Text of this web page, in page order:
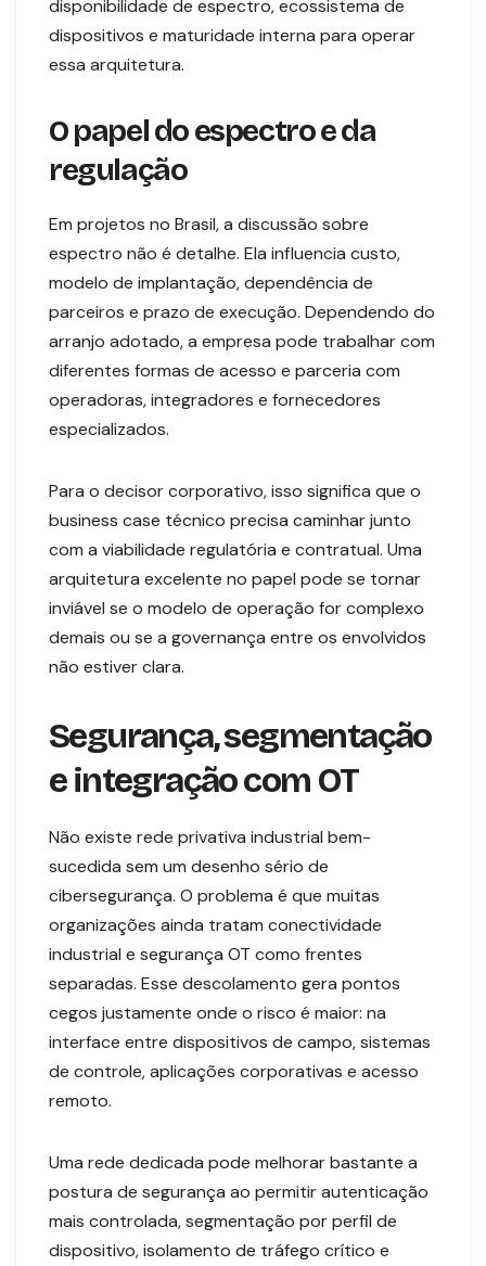
disponibilidade de espectro, ecossistema de
dispositivos e maturidade interna para operar
essa arquitetura.
O papel do espectro e da
regulação
Em projetos no Brasil, a discussão sobre
espectro não é detalhe. Ela influencia custo,
modelo de implantação, dependência de
parceiros e prazo de execução. Dependendo do
arranjo adotado, a empresa pode trabalhar com
diferentes formas de acesso e parceria com
operadoras, integradores e fornecedores
especializados.
Para o decisor corporativo, isso significa que o
business case técnico precisa caminhar junto
com a viabilidade regulatória e contratual. Uma
arquitetura excelente no papel pode se tornar
inviável se o modelo de operação for complexo
demais ou se a governança entre os envolvidos
não estiver clara.
Segurança, segmentação
e integração com OT
Não existe rede privativa industrial bem-
sucedida sem um desenho sério de
cibersegurança. O problema é que muitas
organizações ainda tratam conectividade
industrial e segurança OT como frentes
separadas. Esse descolamento gera pontos
cegos justamente onde o risco é maior: na
interface entre dispositivos de campo, sistemas
de controle, aplicações corporativas e acesso
remoto.
Uma rede dedicada pode melhorar bastante a
postura de segurança ao permitir autenticação
mais controlada, segmentação por perfil de
dispositivo, isolamento de tráfego crítico e